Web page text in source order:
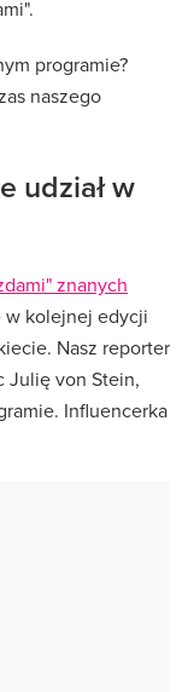
programie?
naszego
udział w
znanych
w kolejnej edycji
Nasz reporter
Julię von Stein,
Influencerka